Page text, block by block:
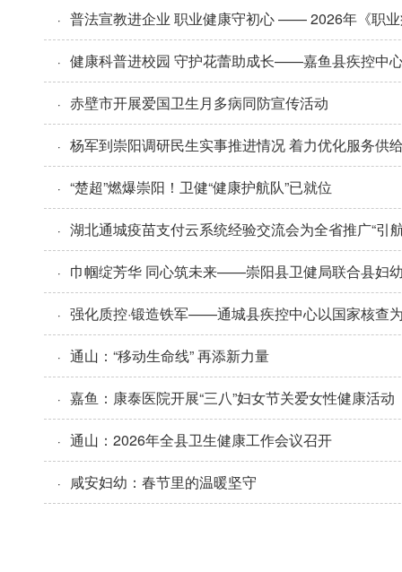
· 普法宣教进企业 职业健康守初心 —— 2026年《职
· 健康科普进校园 守护花蕾助成长——嘉鱼县疾控中
· 赤壁市开展爱国卫生月多病同防宣传活动
· 杨军到崇阳调研民生实事推进情况 着力优化服务供
· “楚超”燃爆崇阳！卫健“健康护航队”已就位
· 湖北通城疫苗支付云系统经验交流会为全省推广“引
· 巾帼绽芳华 同心筑未来——崇阳县卫健局联合县妇
· 强化质控·锻造铁军——通城县疾控中心以国家核查
· 通山：“移动生命线” 再添新力量
· 嘉鱼：康泰医院开展“三八”妇女节关爱女性健康活动
· 通山：2026年全县卫生健康工作会议召开
· 咸安妇幼：春节里的温暖坚守